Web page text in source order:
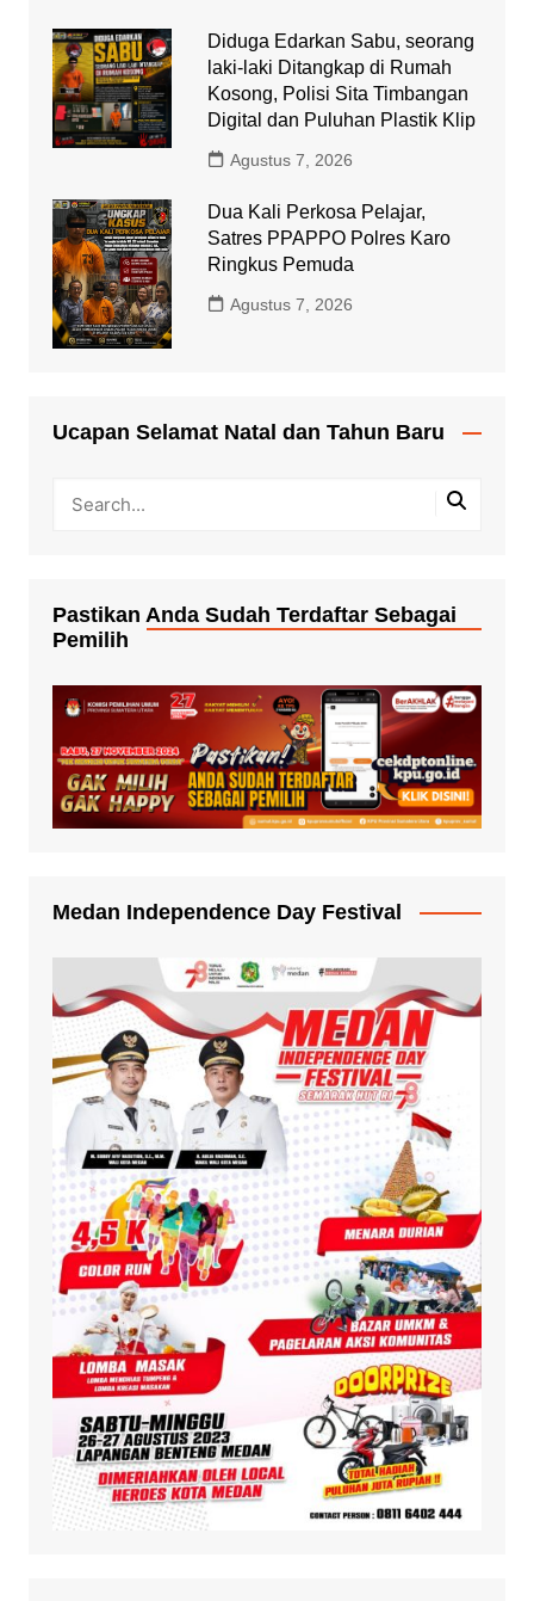
Diduga Edarkan Sabu, seorang
laki-laki Ditangkap di Rumah
Kosong, Polisi Sita Timbangan
Digital dan Puluhan Plastik Klip
Agustus 7, 2026
Dua Kali Perkosa Pelajar,
Satres PPAPPO Polres Karo
Ringkus Pemuda
Agustus 7, 2026
Ucapan Selamat Natal dan Tahun Baru
Pastikan Anda Sudah Terdaftar Sebagai
Pemilih
Medan Independence Day Festival